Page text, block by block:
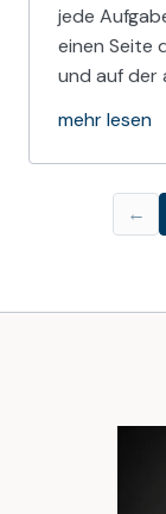
jede
einen Seite
und auf der
mehr lesen
←